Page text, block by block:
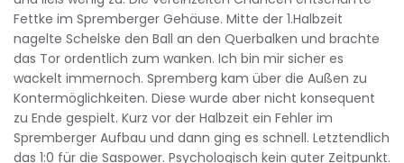
Fettke im Spremberger Gehäuse. Mitte der 1.Halbzeit
nagelte Schelske den Ball an den Querbalken und brachte
das Tor ordentlich zum wanken. Ich bin mir sicher es
wackelt immernoch. Spremberg kam über die Außen zu
Kontermöglichkeiten. Diese wurde aber nicht konsequent
zu Ende gespielt. Kurz vor der Halbzeit ein Fehler im
Spremberger Aufbau und dann ging es schnell. Letztendlich
das 1:0 für die Saspower. Psychologisch kein guter Zeitpunkt.